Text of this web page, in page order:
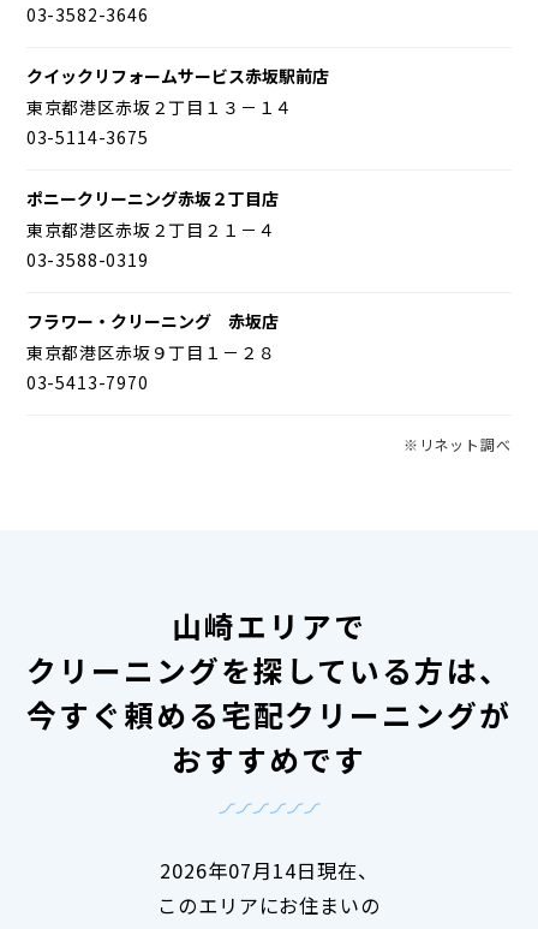
03-3582-3646
クイックリフォームサービス赤坂駅前店
東京都港区赤坂２丁目１３－１４
03-5114-3675
ポニークリーニング赤坂２丁目店
東京都港区赤坂２丁目２１－４
03-3588-0319
フラワー・クリーニング 赤坂店
東京都港区赤坂９丁目１－２８
03-5413-7970
※リネット調べ
山崎エリアで
クリーニングを探している方は、
今すぐ頼める宅配クリーニングが
おすすめです
2026年07月14日現在、
このエリアにお住まいの